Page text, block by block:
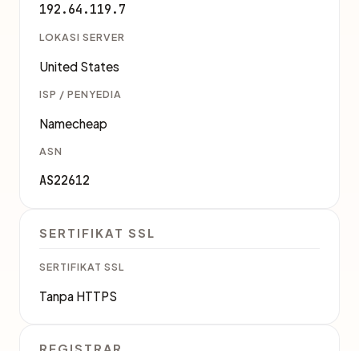
192.64.119.7
LOKASI SERVER
United States
ISP / PENYEDIA
Namecheap
ASN
AS22612
SERTIFIKAT SSL
SERTIFIKAT SSL
Tanpa HTTPS